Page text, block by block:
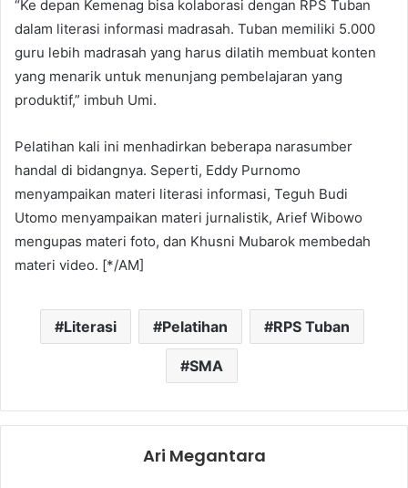
“Ke depan Kemenag bisa kolaborasi dengan RPS Tuban
dalam literasi informasi madrasah. Tuban memiliki 5.000
guru lebih madrasah yang harus dilatih membuat konten
yang menarik untuk menunjang pembelajaran yang
produktif,” imbuh Umi.
Pelatihan kali ini menhadirkan beberapa narasumber
handal di bidangnya. Seperti, Eddy Purnomo
menyampaikan materi literasi informasi, Teguh Budi
Utomo menyampaikan materi jurnalistik, Arief Wibowo
mengupas materi foto, dan Khusni Mubarok membedah
materi video. [*/AM]
Literasi Pelatihan RPS Tuban
SMA
Ari Megantara